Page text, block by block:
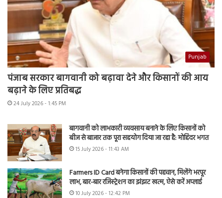
Punjab
पंजाब सरकार बागवानी को बढ़ावा देने और किसानों की आय
बढ़ाने के लिए प्रतिबद्ध
24 July 2026 - 1:45 PM
बागवानी को लाभकारी व्यवसाय बनाने के लिए किसानों को
बीज से बाजार तक पूरा सहयोग दिया जा रहा है: मोहिंदर भगत
15 July 2026 - 11:43 AM
Farmers ID Card बनेगा किसानों की पहचान, मिलेंगे भरपूर
लाभ, बार-बार रजिस्ट्रेशन का झंझट खत्म, ऐसे करें अप्लाई
10 July 2026 - 12:42 PM